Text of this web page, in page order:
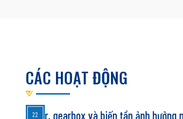
CÁC HOẠT ĐỘNG
22
Motor, gearbox và biến tần ảnh hưởng